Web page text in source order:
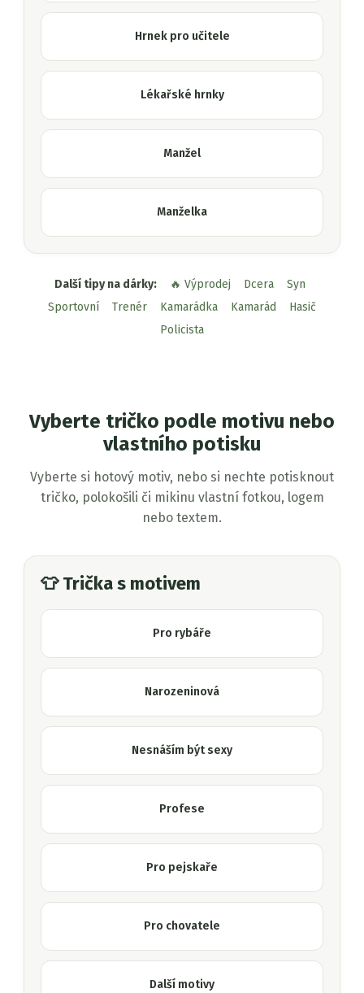
Hrnek pro učitele
Lékařské hrnky
Manžel
Manželka
Další tipy na dárky: 🔥 Výprodej Dcera
Syn
Sportovní
Trenér Kamarádka Kamarád
Hasič
Policista
Vyberte tričko podle motivu nebo
vlastního potisku
Vyberte si hotový motiv, nebo si nechte potisknout
tričko, polokošili či mikinu vlastní fotkou, logem
nebo textem.
👕 Trička s motivem
Pro rybáře
Narozeninová
Nesnáším být sexy
Profese
Pro pejskaře
Pro chovatele
Další motivy